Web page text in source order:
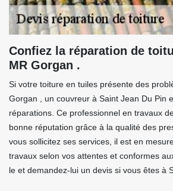
Confiez la réparation de
MR Gorgan .
Si votre toiture en tuiles présente des
Gorgan , un couvreur à Saint Jean Du Pin
réparations. Ce professionnel en travaux
bonne réputation grâce à la qualité des
vous sollicitez ses services, il est en
travaux selon vos attentes et conformes
le et demandez-lui un devis si vous êtes à